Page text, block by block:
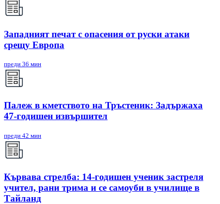
Западният печат с опасения от руски атаки
срещу Европа
преди 36 мин
Палеж в кметството на Тръстеник: Задържаха
47-годишен извършител
преди 42 мин
Кървава стрелба: 14-годишен ученик застреля
учител, рани трима и се самоуби в училище в
Тайланд